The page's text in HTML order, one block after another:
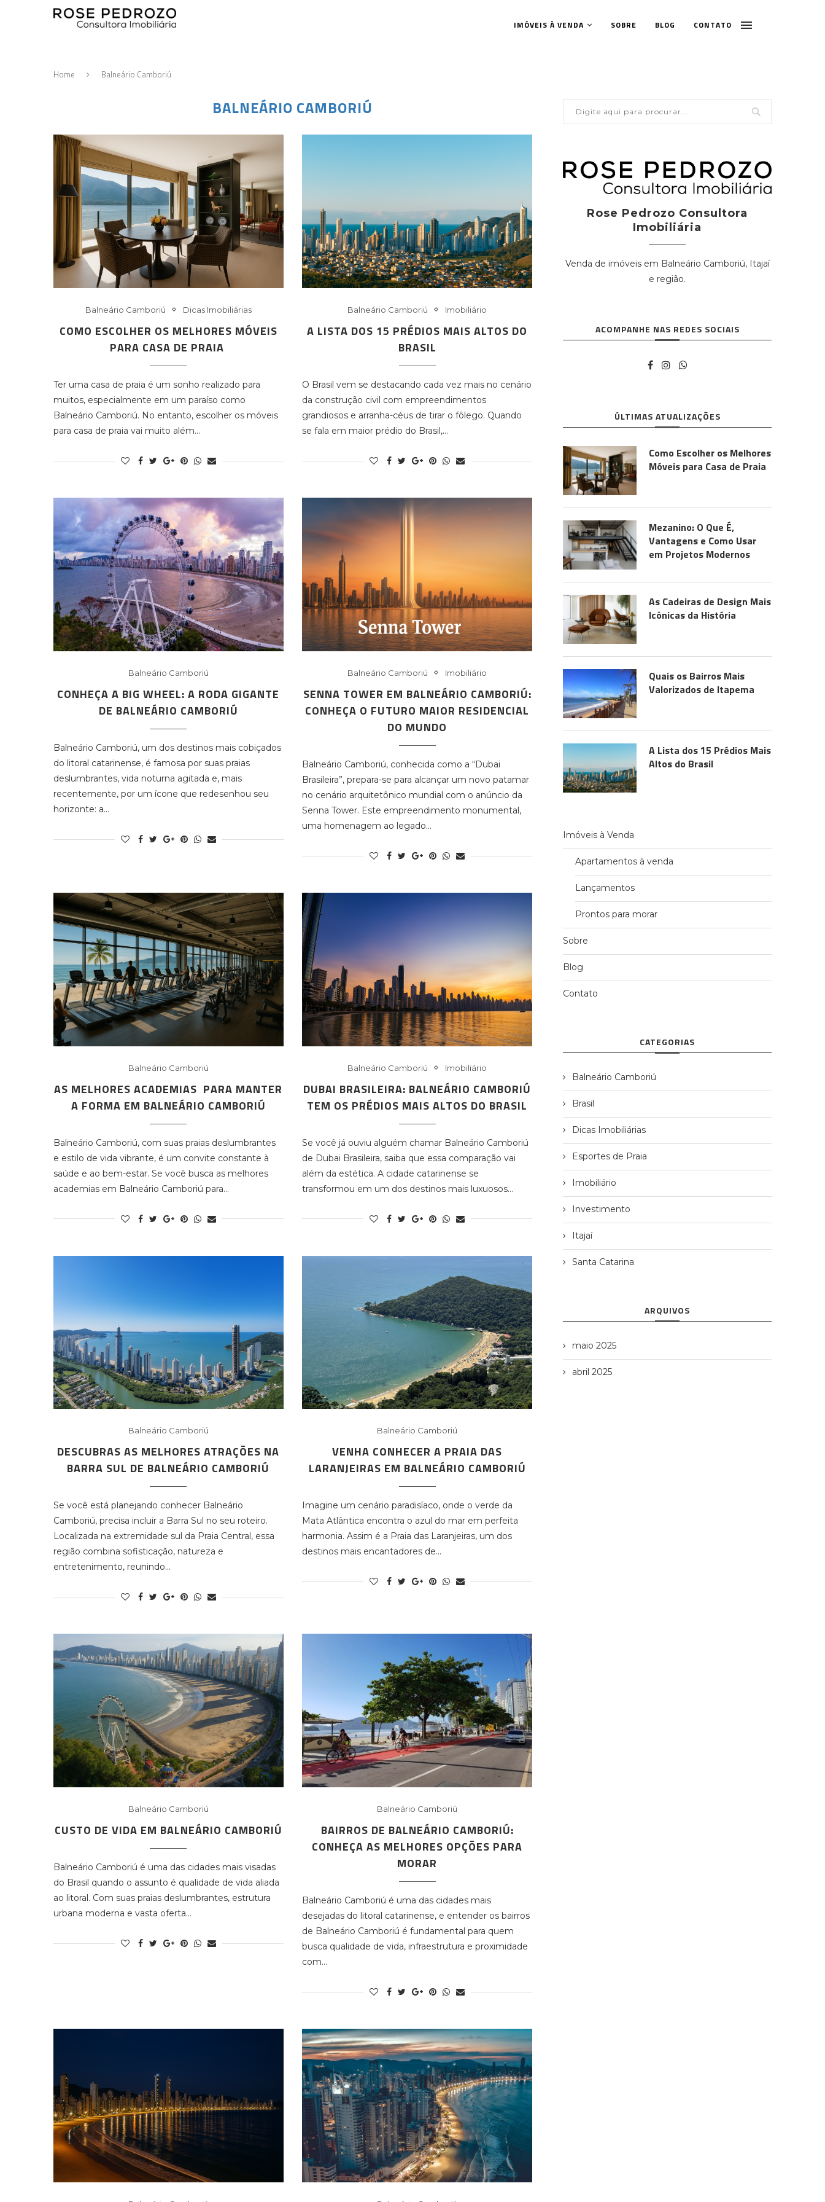
IMÓVEIS À VENDA SOBRE BLOG CONTATO
Home Balneário Camboriú
BALNEÁRIO CAMBORIÚ
Balneário Camboriú Dicas Imobiliárias
COMO ESCOLHER OS MELHORES MÓVEIS
PARA CASA DE PRAIA
Ter uma casa de praia é um sonho realizado para
muitos, especialmente em um paraíso como
Balneário Camboriú. No entanto, escolher os móveis
para casa de praia vai muito além…
Balneário Camboriú Imobiliário
A LISTA DOS 15 PRÉDIOS MAIS ALTOS DO
BRASIL
O Brasil vem se destacando cada vez mais no cenário
da construção civil com empreendimentos
grandiosos e arranha-céus de tirar o fôlego. Quando
se fala em maior prédio do Brasil,…
Balneário Camboriú
CONHEÇA A BIG WHEEL: A RODA GIGANTE
DE BALNEÁRIO CAMBORIÚ
Balneário Camboriú, um dos destinos mais cobiçados
do litoral catarinense, é famosa por suas praias
deslumbrantes, vida noturna agitada e, mais
recentemente, por um ícone que redesenhou seu
horizonte: a…
Balneário Camboriú Imobiliário
SENNA TOWER EM BALNEÁRIO CAMBORIÚ:
CONHEÇA O FUTURO MAIOR RESIDENCIAL
DO MUNDO
Balneário Camboriú, conhecida como a “Dubai
Brasileira”, prepara-se para alcançar um novo patamar
no cenário arquitetônico mundial com o anúncio da
Senna Tower. Este empreendimento monumental,
uma homenagem ao legado…
Balneário Camboriú
AS MELHORES ACADEMIAS PARA MANTER
A FORMA EM BALNEÁRIO CAMBORIÚ
Balneário Camboriú, com suas praias deslumbrantes
e estilo de vida vibrante, é um convite constante à
saúde e ao bem-estar. Se você busca as melhores
academias em Balneário Camboriú para…
Balneário Camboriú Imobiliário
DUBAI BRASILEIRA: BALNEÁRIO CAMBORIÚ
TEM OS PRÉDIOS MAIS ALTOS DO BRASIL
Se você já ouviu alguém chamar Balneário Camboriú
de Dubai Brasileira, saiba que essa comparação vai
além da estética. A cidade catarinense se
transformou em um dos destinos mais luxuosos…
Balneário Camboriú
DESCUBRAS AS MELHORES ATRAÇÕES NA
BARRA SUL DE BALNEÁRIO CAMBORIÚ
Se você está planejando conhecer Balneário
Camboriú, precisa incluir a Barra Sul no seu roteiro.
Localizada na extremidade sul da Praia Central, essa
região combina sofisticação, natureza e
entretenimento, reunindo…
Balneário Camboriú
VENHA CONHECER A PRAIA DAS
LARANJEIRAS EM BALNEÁRIO CAMBORIÚ
Imagine um cenário paradisíaco, onde o verde da
Mata Atlântica encontra o azul do mar em perfeita
harmonia. Assim é a Praia das Laranjeiras, um dos
destinos mais encantadores de…
Balneário Camboriú
CUSTO DE VIDA EM BALNEÁRIO CAMBORIÚ
Balneário Camboriú é uma das cidades mais visadas
do Brasil quando o assunto é qualidade de vida aliada
ao litoral. Com suas praias deslumbrantes, estrutura
urbana moderna e vasta oferta…
Balneário Camboriú
BAIRROS DE BALNEÁRIO CAMBORIÚ:
CONHEÇA AS MELHORES OPÇÕES PARA
MORAR
Balneário Camboriú é uma das cidades mais
desejadas do litoral catarinense, e entender os bairros
de Balneário Camboriú é fundamental para quem
busca qualidade de vida, infraestrutura e proximidade
com…
Rose Pedrozo Consultora
Imobiliária
Venda de imóveis em Balneário Camboriú, Itajaí
e região.
ACOMPANHE NAS REDES SOCIAIS
ÚLTIMAS ATUALIZAÇÕES
Como Escolher os Melhores
Móveis para Casa de Praia
Mezanino: O Que É,
Vantagens e Como Usar
em Projetos Modernos
As Cadeiras de Design Mais
Icônicas da História
Quais os Bairros Mais
Valorizados de Itapema
A Lista dos 15 Prédios Mais
Altos do Brasil
Imóveis à Venda
Apartamentos à venda
Lançamentos
Prontos para morar
Sobre
Blog
Contato
CATEGORIAS
Balneário Camboriú
Brasil
Dicas Imobiliárias
Esportes de Praia
Imobiliário
Investimento
Itajaí
Santa Catarina
ARQUIVOS
maio 2025
abril 2025